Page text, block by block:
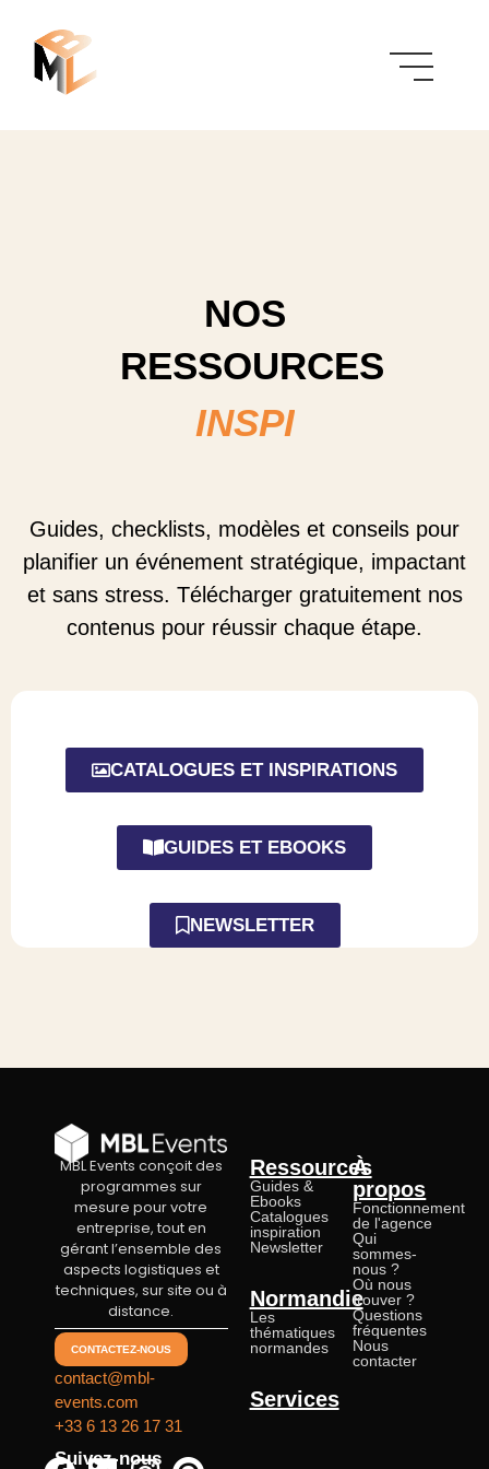
NOS
RESSOURCES
NSPIR
Guides, checklists, modèles et conseils pour
planifier un événement stratégique, impactant
et sans stress. Télécharger gratuitement nos
contenus pour réussir chaque étape.
CATALOGUES ET INSPIRATIONS
GUIDES ET EBOOKS
NEWSLETTER
MBL Events conçoit des
programmes sur
mesure pour votre
entreprise, tout en
gérant l’ensemble des
aspects logistiques et
techniques, sur site ou à
distance.
CONTACTEZ-NOUS
contact@mbl-
events.com
+33 6 13 26 17 31
Suivez-nous
Ressources
Guides &
Ebooks
Catalogues
inspiration
Newsletter
Normandie
Les
thématiques
normandes
Services
À
propos
Fonctionnement
de l'agence
Qui
sommes-
nous ?
Où nous
trouver ?
Questions
fréquentes
Nous
contacter